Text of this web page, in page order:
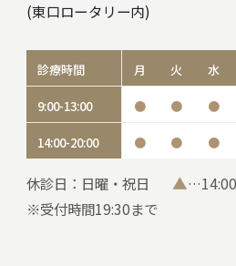
(東口ロータリー内)
診療時間 月 火 水
9:00-13:00 ● ● ●
14:00-20:00 ● ● ●
休診日：日曜・祝日 ▲…14:00
※受付時間19:30まで